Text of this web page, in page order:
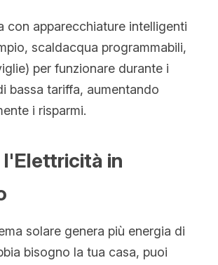
con apparecchiature intelligenti
scaldacqua programmabili,
per funzionare durante i
bassa tariffa, aumentando
i risparmi.
l'Elettricità in
solare genera più energia di
bisogno la tua casa, puoi